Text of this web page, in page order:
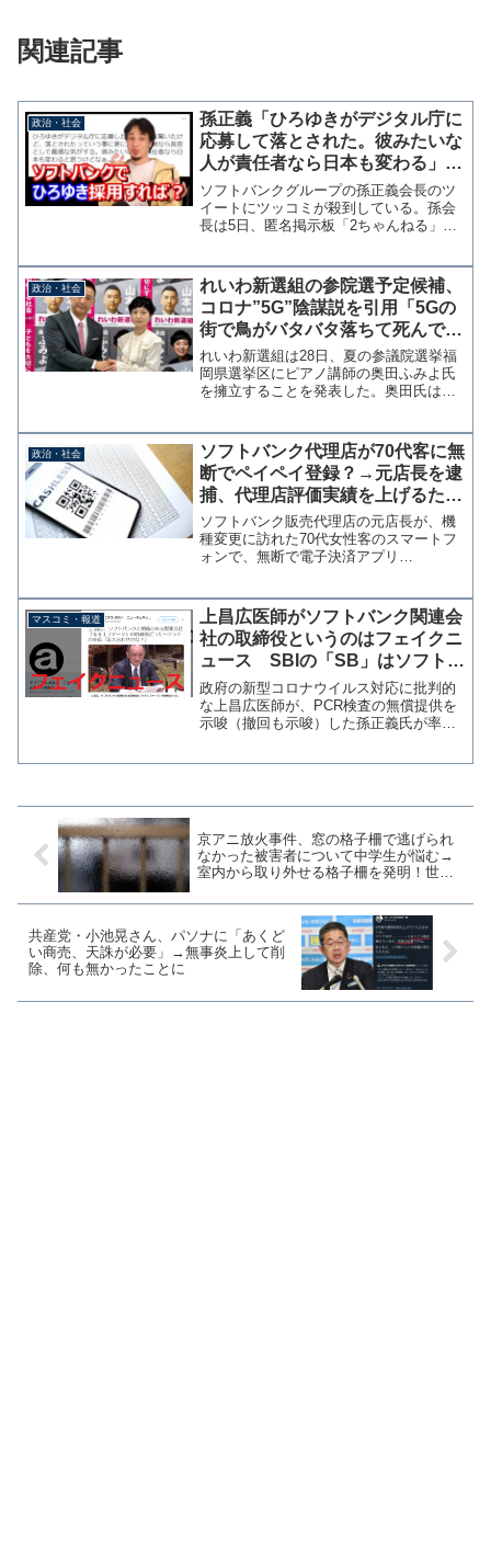
関連記事
政治・社会
孫正義「ひろゆきがデジタル庁に
応募して落とされた。彼みたいな
人が責任者なら日本も変わる」→
ツッコミ殺到「自分が採用すれ
ば？」
ソフトバンクグループの孫正義会長のツ
イートにツッコミが殺到している。孫会
長は5日、匿名掲示板「2ちゃんねる」開
とについて「彼なら長官として最適な気
がする。彼みたいな人が...
政治・社会
れいわ新選組の参院選予定候補、
コロナ”5G”陰謀説を引用「5Gの
街で鳥がバタバタ落ちて死んでい
く動画あったね」2年前にSNS投
稿
れいわ新選組は28日、夏の参議院選挙福
岡県選挙区にピアノ講師の奥田ふみよ氏
を擁立することを発表した。奥田氏は理
田氏は出馬表明にあたりツイッターとフ
ェイスブックのアカウン...
政治・社会
ソフトバンク代理店が70代客に無
断でペイペイ登録？→元店長を逮
捕、代理店評価実績を上げるため
犯行繰り返した疑い
ソフトバンク販売代理店の元店長が、機
種変更に訪れた70代女性客のスマートフ
ォンで、無断で電子決済アプリ
れた。70代客に無断でペイペイ登録か
ソフトバンク代理店の元...
マスコミ・報道
上昌広医師がソフトバンク関連会
社の取締役というのはフェイクニ
ュース SBIの「SB」はソフトバ
ンクの略ではない
政府の新型コロナウイルス対応に批判的
な上昌広医師が、PCR検査の無償提供を
示唆（撤回も示唆）した孫正義氏が率い
京アニ放火事件、窓の格子柵で逃げられ
なかった被害者について中学生が悩む→
室内から取り外せる格子柵を発明！世界
共産党・小池晃さん、パソナに「あくど
い商売、天誅が必要」→無事炎上して削
除、何も無かったことに